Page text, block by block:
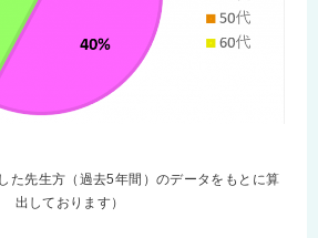
た先生方（過去5年間）のデータをもとに算
出しております）